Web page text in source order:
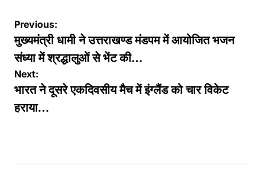
Post
navigation
Previous:
मुख्यमंत्री धामी ने उत्तराखण्ड मंडपम में आयोजित भजन
संध्या में श्रद्धालुओं से भेंट की…
Next:
भारत ने दूसरे एकदिवसीय मैच में इंग्लैंड को चार विकेट
हराया…